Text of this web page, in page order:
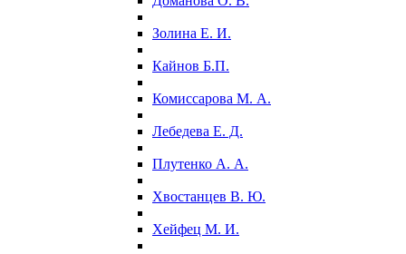
Золина Е. И.
Кайнов Б.П.
Комиссарова М. А.
Лебедева Е. Д.
Плутенко А. А.
Хвостанцев В. Ю.
Хейфец М. И.